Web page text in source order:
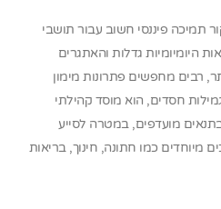
תמיכה פיננסי חשוב עבור תושבי
היומיומיות גדלות והאתגרים
רבים מחפשים פתרונות מימון
חסדים, הוא מוסד קהילתי
מועדפים, במטרה לסייע
מיוחדים כמו חתונה, חינוך, בריאות